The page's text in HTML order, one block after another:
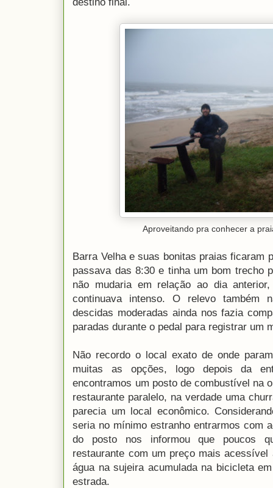
Aproveitando pra conhecer a
Barra Velha e suas bonitas praias ficaram
passava das 8:30 e tinha um bom trecho
não mudaria em relação ao dia
continuava intenso. O relevo também
descidas moderadas ainda nos fazia
paradas durante o pedal para registrar um
Não recordo o local exato de onde
muitas as opções, logo depois da
encontramos um posto de combustível na
restaurante paralelo, na verdade uma
parecia um local econômico.
seria no mínimo estranho entrarmos com
do posto nos informou que poucos
restaurante com um preço mais
água na sujeira acumulada na bicicleta
estrada.